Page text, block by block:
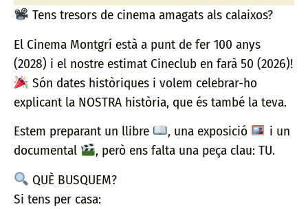
Tens tresors de cinema amagats als calaixos?
El Cinema Montgrí està a punt de fer 100 anys
(2028) i el nostre estimat Cineclub en farà 50 (2026)!
Són dates històriques i volem celebrar-ho
explicant la NOSTRA història, que és també la teva.
Estem preparant un llibre
, una exposició
i un
documental
, però ens falta una peça clau: TU.
QUÈ BUSQUEM?
Si tens per casa: